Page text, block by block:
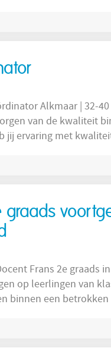
dat projecten
Wil jij bijdragen aan
van de kwaliteit
jij ervaring met
in Noord-Holland.
graads
Frans 2e graads
op leerlingen van
binnen een